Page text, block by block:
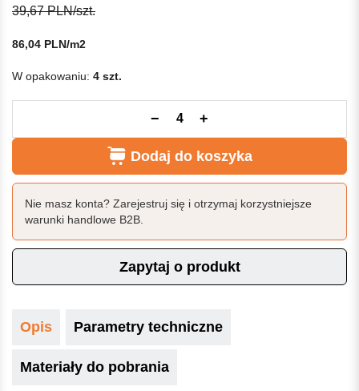
39,67 PLN/szt.
86,04 PLN/m2
W opakowaniu: 4 szt.
− +
Dodaj do koszyka
Nie masz konta? Zarejestruj się i otrzymaj korzystniejsze
warunki handlowe B2B.
Zapytaj o produkt
Opis Parametry techniczne
Materiały do pobrania